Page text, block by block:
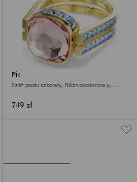
Pierścionek Chroma
Szlif poduszkowy, Różnokolorowy,
749 zł